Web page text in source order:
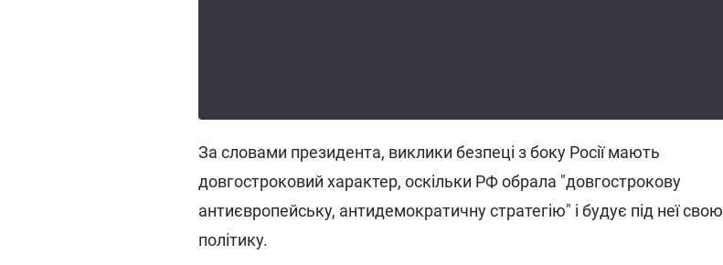
За словами президента, виклики безпеці з боку Росії мають
довгостроковий характер, оскільки РФ обрала "довгострокову
антиєвропейську, антидемократичну стратегію" і будує під неї свою
політику.